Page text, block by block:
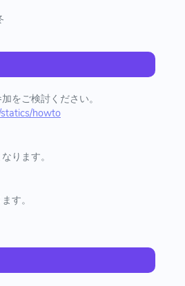
をご検討ください。
howto
ります。
す。